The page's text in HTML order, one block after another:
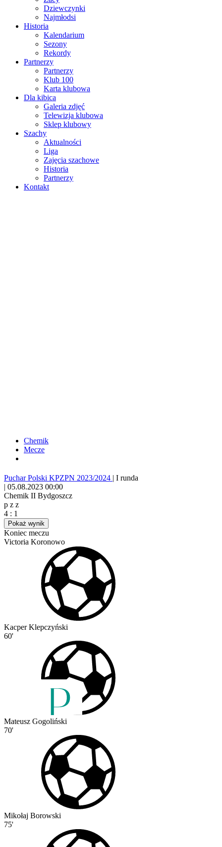
Dziewczynki
Najmłodsi
Historia
Kalendarium
Sezony
Rekordy
Partnerzy
Partnerzy
Klub 100
Karta klubowa
Dla kibica
Galeria zdjęć
Telewizja klubowa
Sklep klubowy
Szachy
Aktualności
Liga
Zajęcia szachowe
Historia
Partnerzy
Kontakt
Chemik
Mecze
Puchar Polski KPZPN 2023/2024 | I runda
| 05.08.2023 00:00
Chemik II Bydgoszcz
p z z
4 : 1
Pokaż wynik
Koniec meczu
Victoria Koronowo
Kacper Klepczyński
60'
Mateusz Gogoliński
70'
Mikołaj Borowski
75'